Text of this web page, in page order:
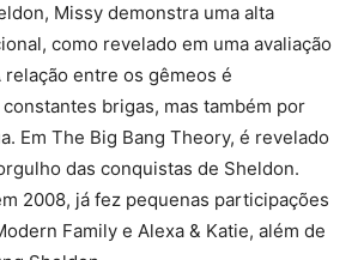
Missy demonstra uma alta
como revelado em uma avaliação
entre os gêmeos é
brigas, mas também por
Em The Big Bang Theory, é revelado
das conquistas de Sheldon.
2008, já fez pequenas participações
Family e Alexa & Katie, além de